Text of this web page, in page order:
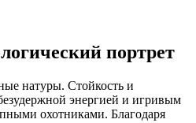
портрет
натуры. Стойкость и
энергией и игривым
охотниками. Благодаря